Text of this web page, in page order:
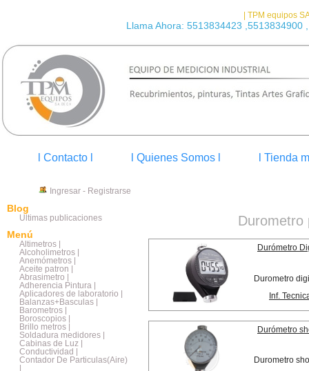
| TPM equipos
Llama Ahora: 5513834423 ,5513834900
l Contacto l l Quienes Somos l l Tienda
Ingresar - Registrarse
Blog
Últimas publicaciones
Menú
Altimetros |
Alcoholimetros |
Anemómetros |
Aceite patron |
Abrasimetro |
Adherencia Pintura |
Aplicadores de laboratorio |
Balanzas+Basculas |
Barometros |
Boroscopios |
Brillo metros |
Soldadura medidores |
Cabinas de Luz |
Conductividad |
Contador De Particulas(Aire)
Durometro
Durómetro
Durometro
Inf.
Durómetro
Durometro